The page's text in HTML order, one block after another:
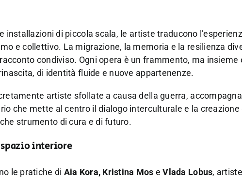
di piccola scala, le artiste traducono
e collettivo. La migrazione, la memoria e la resilienza
condiviso. Ogni opera è un frammento, ma insieme
di identità fluide e nuove appartenenze.
artiste sfollate a causa della guerra,
che mette al centro il dialogo interculturale e la creazione
strumento di cura e di futuro.
interiore
le pratiche di Aia Kora, Kristina Mos e Vlada Lobus,